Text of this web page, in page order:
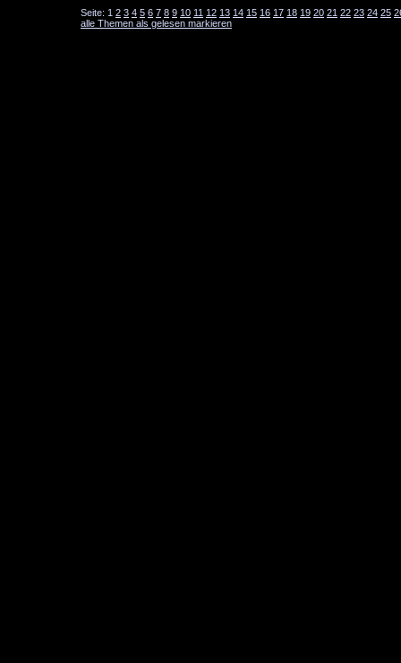
Seite: 1 2 3 4 5 6 7 8 9 10 11 12 13 14 15 16 17 18 19 20 21 22 23 24 25
alle Themen als gelesen markieren